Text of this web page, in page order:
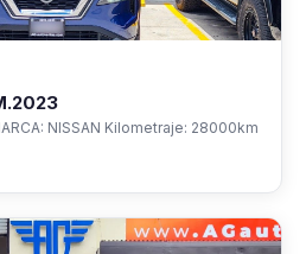
NISSAN Kilometraje: 28000km